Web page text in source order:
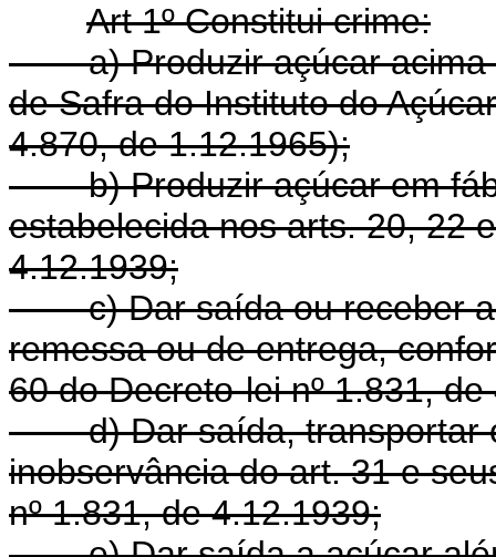
Art 1º Constitui crime:
a) Produzir açúcar acima
de Safra do Instituto do
4.870, de 1.12.1965);
b) Produzir açúcar em
estabelecida nos arts. 20, 22
4.12.1939;
c) Dar saída ou receber
remessa ou de entrega,
60 do Decreto-lei nº 1.831,
d) Dar saída, transportar
inobservância do art. 31 e
nº 1.831, de 4.12.1939;